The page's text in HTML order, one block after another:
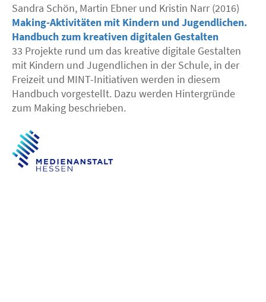
Sandra Schön, Martin Ebner und Kristin Narr (2016)
Making-Aktivitäten mit Kindern und Jugendlichen.
Handbuch zum kreativen digitalen Gestalten
33 Projekte rund um das kreative digitale Gestalten
mit Kindern und Jugendlichen in der Schule, in der
Freizeit und MINT-Initiativen werden in diesem
Handbuch vorgestellt. Dazu werden Hintergründe
zum Making beschrieben.